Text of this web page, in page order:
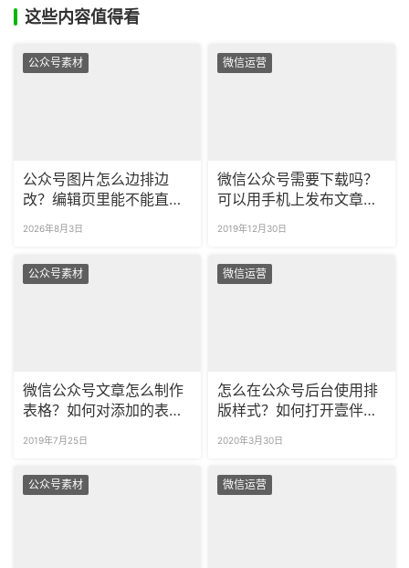
这些内容值得看
公众号素材
公众号图片怎么边排边
改？编辑页里能不能直接
2026年8月3日
微信运营
微信公众号需要下载吗？
可以用手机上发布文章
2019年12月30日
公众号素材
微信公众号文章怎么制作
表格？如何对添加的表格
2019年7月25日
微信运营
怎么在公众号后台使用排
版样式？如何打开壹伴的
2020年3月30日
公众号素材 微信运营